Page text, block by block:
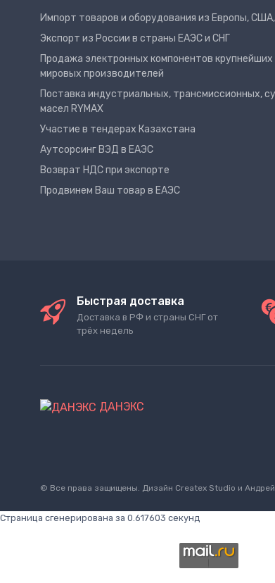
Импорт товаров и оборудования из Европы,
Экспорт из России в страны ЕАЭС и СНГ
Продажа электронных компонентов крупнейших
мировых производителей
Поставка индустриальных, трансмиссионных,
масел RYMAX
Участие в тендерах Казахстана
Аутсорсинг ВЭД в ЕАЭС
Возврат НДС при экспорте
Продвинем Ваш товар в ЕАЭС
Быстрая доставка
Доставка в РФ и страны СНГ от
трёх недель
ДАНЭКС
© Все права защищены. Дизайн Createx Studio и
Страница сгенерирована за 0.617603 секунд